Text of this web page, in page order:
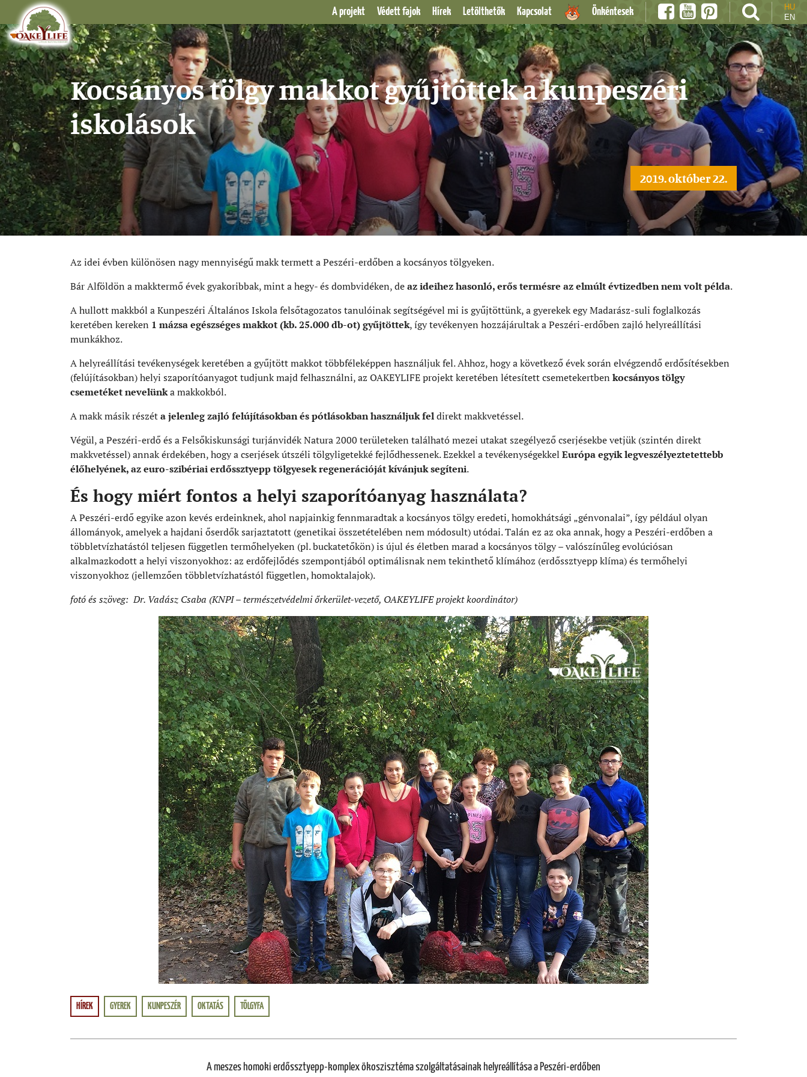
A projekt Védett fajok Hírek Letölthetők Kapcsolat Önkéntesek
HU
EN
Kocsányos tölgy makkot gyűjtöttek a kunpeszéri
iskolások
2019. október 22.
Az idei évben különösen nagy mennyiségű makk termett a Peszéri-erdőben a kocsányos tölgyeken.
Bár Alföldön a makktermő évek gyakoribbak, mint a hegy- és dombvidéken, deaz ideihez hasonló, erős termésre az elmúlt évtizedben nem volt példa.
A hullott makkból a Kunpeszéri Általános Iskola felsőtagozatos tanulóinak segítségével mi is gyűjtöttünk, a gyerekek egy Madarász-suli foglalkozás
keretében kereken 1 mázsa egészséges makkot (kb. 25.000 db-ot) gyűjtöttek, így tevékenyen hozzájárultak a Peszéri-erdőben zajló helyreállítási
munkákhoz.
A helyreállítási tevékenységek keretében a gyűjtött makkot többféleképpen használjuk fel. Ahhoz, hogy a következő évek során elvégzendő erdősítésekben
(felújításokban) helyi szaporítóanyagot tudjunk majd felhasználni, az OAKEYLIFE projekt keretében létesített csemetekertben kocsányos tölgy
csemetéket nevelünka makkokból.
A makk másik részéta jelenleg zajló felújításokban és pótlásokban használjuk feldirekt makkvetéssel.
Végül, a Peszéri-erdő és a Felsőkiskunsági turjánvidék Natura 2000 területeken található mezei utakat szegélyező cserjésekbe vetjük (szintén direkt
makkvetéssel) annak érdekében, hogy a cserjések útszéli tölgyligetekké fejlődhessenek. Ezekkel a tevékenységekkel Európa egyik legveszélyeztetettebb
élőhelyének, az euro-szibériai erdőssztyepp tölgyesek regenerációját kívánjuk segíteni.
És hogy miért fontos a helyi szaporítóanyag használata?
A Peszéri-erdő egyike azon kevés erdeinknek, ahol napjainkig fennmaradtak a kocsányos tölgy eredeti, homokhátsági „génvonalai”, így például olyan
állományok, amelyek a hajdani őserdők sarjaztatott (genetikai összetételében nem módosult) utódai. Talán ez az oka annak, hogy a Peszéri-erdőben a
többletvízhatástól teljesen független termőhelyeken (pl. buckatetőkön) is újul és életben marad a kocsányos tölgy – valószínűleg evolúciósan
alkalmazkodott a helyi viszonyokhoz: az erdőfejlődés szempontjából optimálisnak nem tekinthető klímához (erdőssztyepp klíma) és termőhelyi
viszonyokhoz (jellemzően többletvízhatástól független, homoktalajok).
fotó és szöveg: Dr. Vadász Csaba (KNPI – természetvédelmi őrkerület-vezető, OAKEYLIFE projekt koordinátor)
HÍREK GYEREK KUNPESZÉR OKTATÁS TÖLGYFA
A meszes homoki erdőssztyepp-komplex ökoszisztéma szolgáltatásainak helyreállítása a Peszéri-erdőben